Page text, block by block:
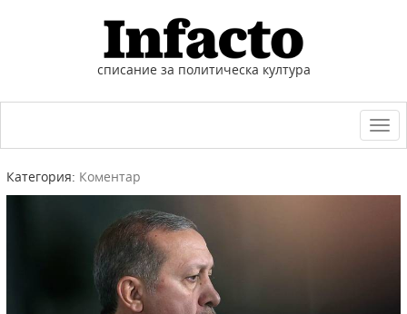
списание за политическа култура
Категория: Коментар